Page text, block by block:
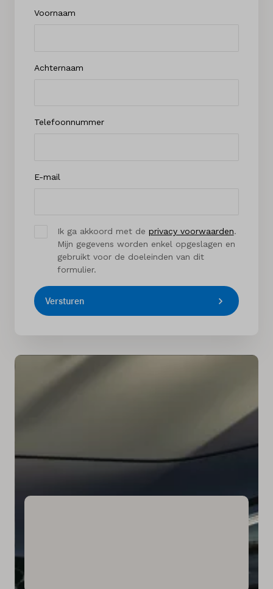
Voornaam
Achternaam
Telefoonnummer
E-mail
Ik ga akkoord met de privacy voorwaarden.
Mijn gegevens worden enkel opgeslagen en
gebruikt voor de doeleinden van dit
formulier.
Versturen